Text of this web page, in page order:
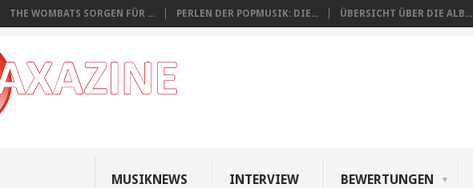
THE WOMBATS SORGEN FÜR ... PERLEN DER POPMUSIK: DIE... ÜBERSICHT ÜBER DIE ALB...
MUSIKNEWS INTERVIEW BEWERTUNGEN